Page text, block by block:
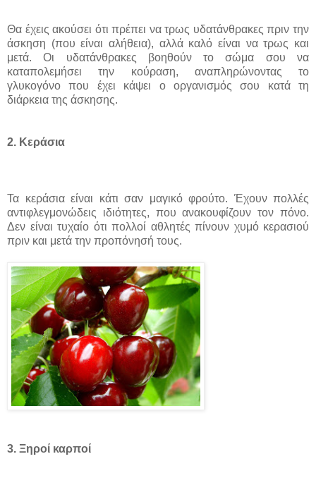
Θα έχεις ακούσει ότι πρέπει να τρως υδατάνθρακες πριν την
άσκηση (που είναι αλήθεια), αλλά καλό είναι να τρως και
μετά. Οι υδατάνθρακες βοηθούν το σώμα σου να
καταπολεμήσει την κούραση, αναπληρώνοντας το
γλυκογόνο που έχει κάψει ο οργανισμός σου κατά τη
διάρκεια της άσκησης.
2. Κεράσια
Τα κεράσια είναι κάτι σαν μαγικό φρούτο. Έχουν πολλές
αντιφλεγμονώδεις ιδιότητες, που ανακουφίζουν τον πόνο.
Δεν είναι τυχαίο ότι πολλοί αθλητές πίνουν χυμό κερασιού
πριν και μετά την προπόνησή τους.
3. Ξηροί καρποί